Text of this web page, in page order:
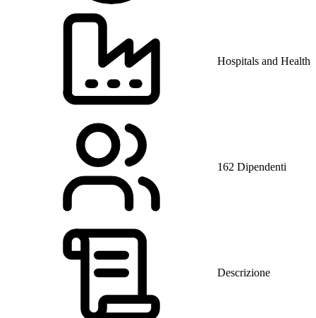
Hospitals and Health
162 Dipendenti
Descrizione